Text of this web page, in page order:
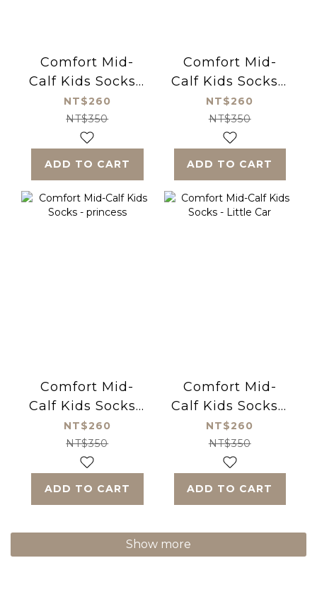
Comfort Mid-
Calf Kids Socks -
cat
NT$260
NT$350
ADD TO CART
Comfort Mid-
Calf Kids Socks -
Happy Dinosaur
NT$260
NT$350
ADD TO CART
Comfort Mid-
Calf Kids Socks -
princess
NT$260
NT$350
ADD TO CART
Comfort Mid-
Calf Kids Socks -
Little Car
NT$260
NT$350
ADD TO CART
Show more